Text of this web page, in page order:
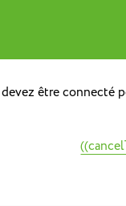
Sacs à dos
((label))être connecté